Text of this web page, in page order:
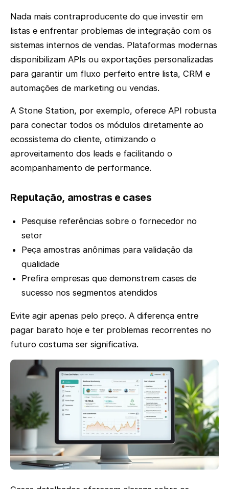
Nada mais contraproducente do que investir em
listas e enfrentar problemas de integração com os
sistemas internos de vendas. Plataformas modernas
disponibilizam APIs ou exportações personalizadas
para garantir um fluxo perfeito entre lista, CRM e
automações de marketing ou vendas.
A Stone Station, por exemplo, oferece API robusta
para conectar todos os módulos diretamente ao
ecossistema do cliente, otimizando o
aproveitamento dos leads e facilitando o
acompanhamento de performance.
Reputação, amostras e cases
Pesquise referências sobre o fornecedor no
setor
Peça amostras anônimas para validação da
qualidade
Prefira empresas que demonstrem cases de
sucesso nos segmentos atendidos
Evite agir apenas pelo preço. A diferença entre
pagar barato hoje e ter problemas recorrentes no
futuro costuma ser significativa.